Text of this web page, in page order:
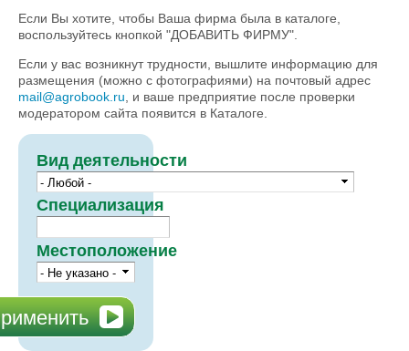
Если Вы хотите, чтобы Ваша фирма была в каталоге,
воспользуйтесь кнопкой "ДОБАВИТЬ ФИРМУ".
Если у вас возникнут трудности, вышлите информацию для
размещения (можно с фотографиями) на почтовый адрес
mail@agrobook.ru , и ваше предприятие после проверки
модератором сайта появится в Каталоге.
Вид деятельности
Специализация
Местоположение